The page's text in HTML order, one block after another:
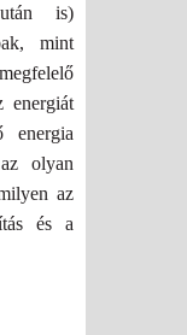
után is)
mint
energiát
energia
olyan
az
és a